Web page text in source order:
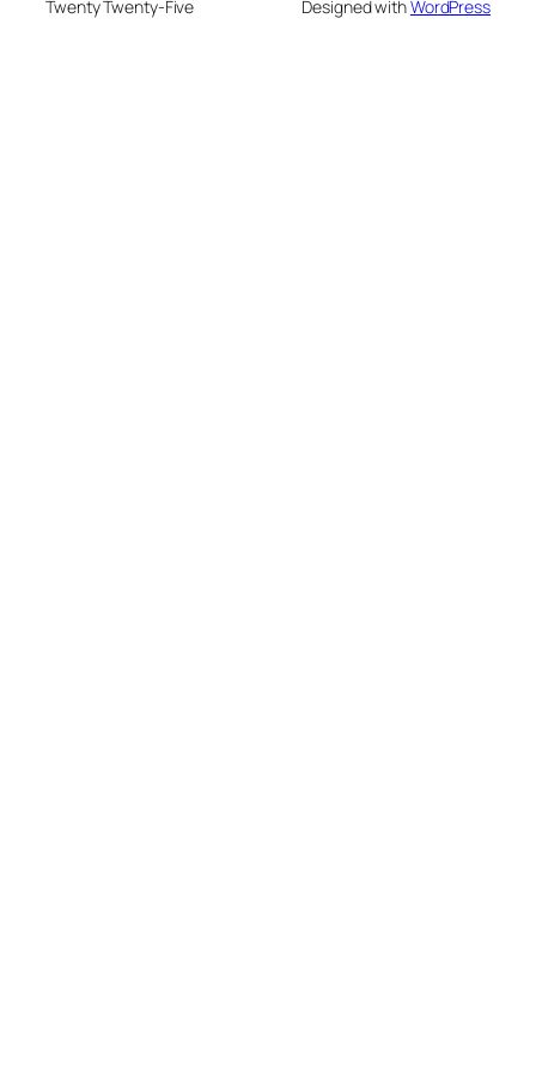
Twenty Twenty-Five Designed withWordPress